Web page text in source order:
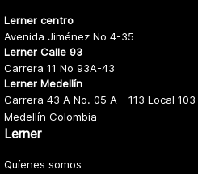
Lerner centro
Avenida Jiménez No 4-35
Lerner Calle 93
Carrera 11 No 93A-43
Lerner Medellín
Carrera 43 A No. 05 A - 113 Local 103
Medellín Colombia
Lerner
Quíenes somos